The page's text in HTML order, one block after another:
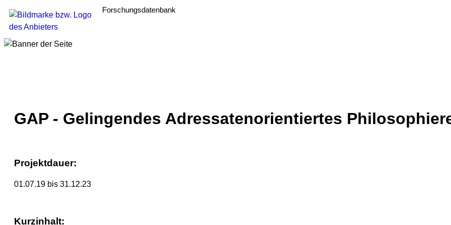
Forschungsdatenbank
GAP - Gelingendes Adressatenorientiertes
Projektdauer:
01.07.19 bis 31.12.23
Kurzinhalt: